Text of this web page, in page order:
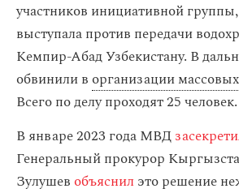
участников инициативной
выступала против передачи
Кемпир-Абад Узбекистану. В
обвинили в организации
Всего по делу проходят 25 человек.
В январе 2023 года МВД
Генеральный прокурор
Зулушев объяснил это решение